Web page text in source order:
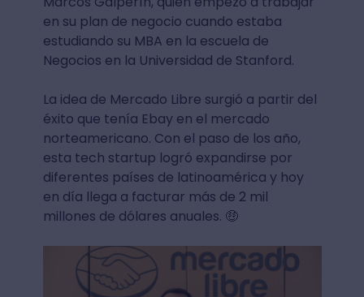
en su plan de negocio cuando estaba
estudiando su MBA en la escuela de
Negocios en la Universidad de Stanford.
La idea de Mercado Libre surgió a partir del
éxito que tenía Ebay en el mercado
norteamericano. Con el paso de los año,
esta tech startup logró expandirse por
diferentes países de latinoamérica y hoy
en día llega a facturar más de 2 mil
millones de dólares anuales. 🤑